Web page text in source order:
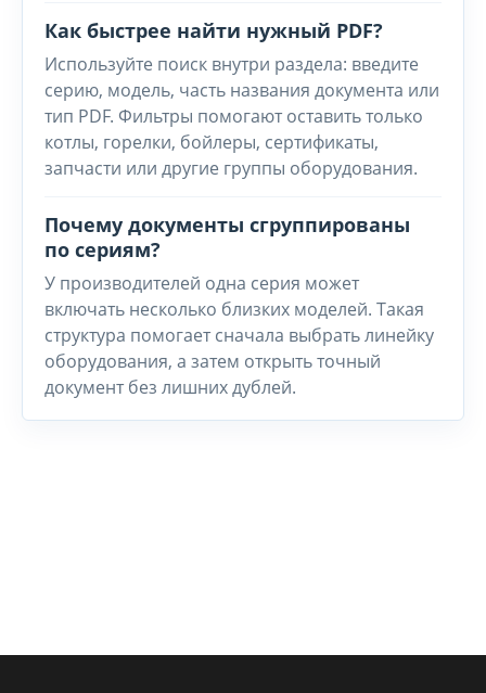
Как быстрее найти нужный PDF?
Используйте поиск внутри раздела: введите
серию, модель, часть названия документа или
тип PDF. Фильтры помогают оставить только
котлы, горелки, бойлеры, сертификаты,
запчасти или другие группы оборудования.
Почему документы сгруппированы
по сериям?
У производителей одна серия может
включать несколько близких моделей. Такая
структура помогает сначала выбрать линейку
оборудования, а затем открыть точный
документ без лишних дублей.